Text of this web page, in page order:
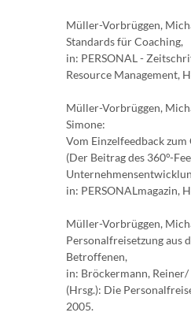
Müller-Vorbrüggen,
Standards für Coaching,
in: PERSONAL -
Resource Management,
Müller-Vorbrüggen,
Simone:
Vom Einzelfeedback
(Der Beitrag des 360°-
in: PERSONALmagazin,
Müller-Vorbrüggen,
Personalfreisetzung aus
Betroffenen,
in: Bröckermann,
(Hrsg.): Die
2005.